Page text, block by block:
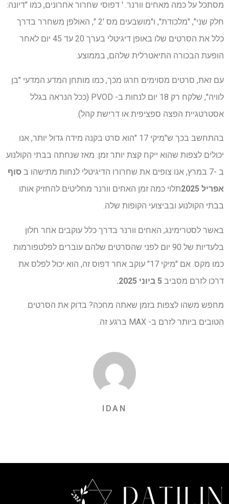
מסתכל על כמה מאחים וורנר. ' דפוסי שחרור אחרונים, כמו "דיונה:
חלק שני", "מלכודת", ו"מושבעים מס '2 ", האולפן משחרר בדרך
כלל את הסרטים שלו באופן דיגיטלי בערך 20 עד 45 יום לאחר
הופעת הבכורה התיאטרלית שלהם, בממוצע.
עם זאת, סרטים מסוימים חרגו מכך, כמו מותחן המדע המדעי "בן
לוויה", שלקח רק 18 יום לנחות ב- PVOD (ככל הנראה בגלל
אסטרטגיית הפצה ספציפית או דרישת קהל).
בהתחשב בכך ש"מיקי 17 "הוא סרט בקנה מידה גדול יותר, אנו
יכולים לצפות שהוא ייקח קצת יותר זמן. מאז שנחתה בבתי הקולנוע
ב -7 במרץ, אנו צופים את שחרורו הדיגיטלי לנחות מתישהו ב
סוף
אפריל 2025
תלוי כמה זמן האחים וורנר מחליטים להחזיק אותו
בבתי הקולנוע ובביצועי הקופות שלה.
באשר לסטרימינג, האחים וורנר בדרך כלל עוקבים אחר חלון
בלעדיות של 90 יום לפני שהסרטים שלהם עוברים לפלטפורמות
כמו מקס. אם "מיקי 17" עוקב אחר דפוס זה, הוא יכול לפלס את
דרכו לזרם מסביב 5 ביוני 2025.
מחפש משהו לצפות בזמן שאתה מחכה? בדוק את הסרטים
הטובים ביותר לזרם ב- MAX ברגע זה.
IDAN